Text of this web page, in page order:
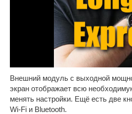
Внешний модуль с выходной
экран отображает всю
менять настройки. Ещё есть две
Wi-Fi и Bluetooth.